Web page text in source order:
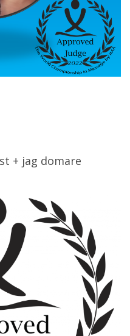
+ jag domare